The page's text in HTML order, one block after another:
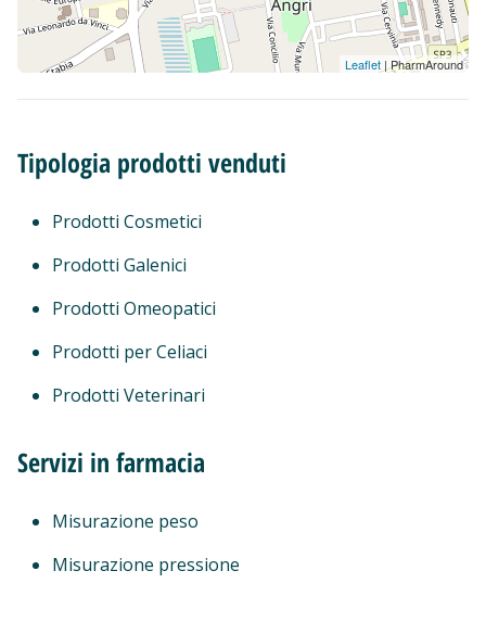
Leaflet | PharmAround
Tipologia prodotti venduti
Prodotti Cosmetici
Prodotti Galenici
Prodotti Omeopatici
Prodotti per Celiaci
Prodotti Veterinari
Servizi in farmacia
Misurazione peso
Misurazione pressione